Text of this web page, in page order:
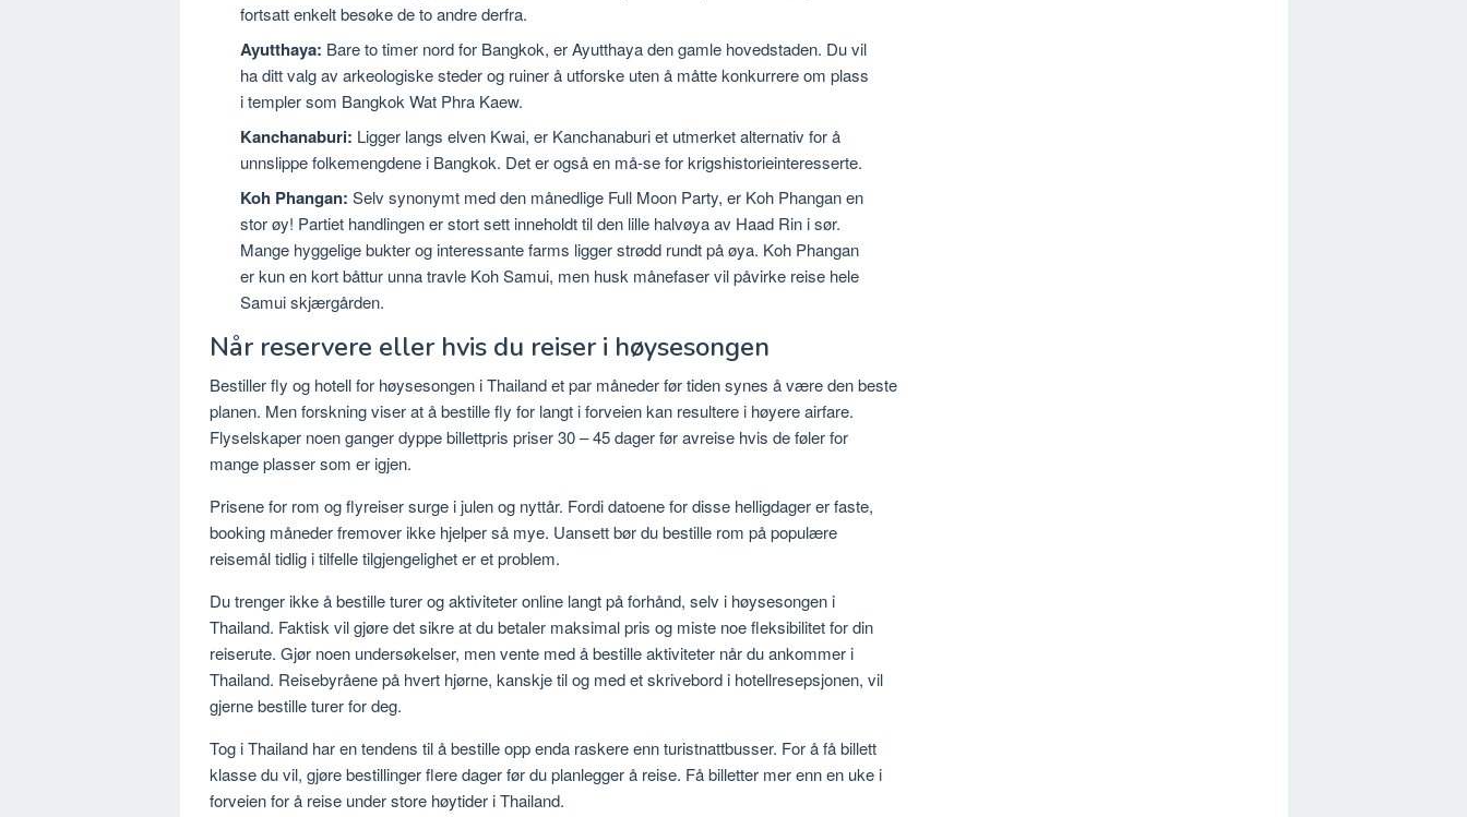
fortsatt enkelt besøke de to andre derfra.
Ayutthaya: Bare to timer nord for Bangkok, er Ayutthaya den gamle hovedstaden. Du vil
ha ditt valg av arkeologiske steder og ruiner å utforske uten å måtte konkurrere om plass
i templer som Bangkok Wat Phra Kaew.
Kanchanaburi: Ligger langs elven Kwai, er Kanchanaburi et utmerket alternativ for å
unnslippe folkemengdene i Bangkok. Det er også en må-se for krigshistorieinteresserte.
Koh Phangan: Selv synonymt med den månedlige Full Moon Party, er Koh Phangan en
stor øy! Partiet handlingen er stort sett inneholdt til den lille halvøya av Haad Rin i sør.
Mange hyggelige bukter og interessante farms ligger strødd rundt på øya. Koh Phangan
er kun en kort båttur unna travle Koh Samui, men husk månefaser vil påvirke reise hele
Samui skjærgården.
Når reservere eller hvis du reiser i høysesongen
Bestiller fly og hotell for høysesongen i Thailand et par måneder før tiden synes å være den beste
planen. Men forskning viser at å bestille fly for langt i forveien kan resultere i høyere airfare.
Flyselskaper noen ganger dyppe billettpris priser 30 – 45 dager før avreise hvis de føler for
mange plasser som er igjen.
Prisene for rom og flyreiser surge i julen og nyttår. Fordi datoene for disse helligdager er faste,
booking måneder fremover ikke hjelper så mye. Uansett bør du bestille rom på populære
reisemål tidlig i tilfelle tilgjengelighet er et problem.
Du trenger ikke å bestille turer og aktiviteter online langt på forhånd, selv i høysesongen i
Thailand. Faktisk vil gjøre det sikre at du betaler maksimal pris og miste noe fleksibilitet for din
reiserute. Gjør noen undersøkelser, men vente med å bestille aktiviteter når du ankommer i
Thailand. Reisebyråene på hvert hjørne, kanskje til og med et skrivebord i hotellresepsjonen, vil
gjerne bestille turer for deg.
Tog i Thailand har en tendens til å bestille opp enda raskere enn turistnattbusser. For å få billett
klasse du vil, gjøre bestillinger flere dager før du planlegger å reise. Få billetter mer enn en uke i
forveien for å reise under store høytider i Thailand.